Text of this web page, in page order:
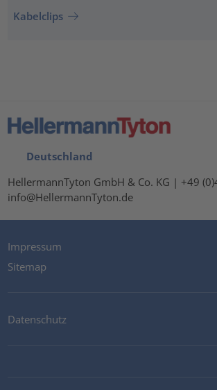
Kabelclips
Deutschland
HellermannTyton GmbH & Co. KG | +49
info@HellermannTyton.de
Impressum
Sitemap
Datenschutz